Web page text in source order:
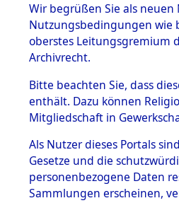
BESTÄNDE
1.
mente
5. Verschiedenes
5.3
Todesmärsche
Wir begrüßen Sie als neuen
Nutzungsbedingungen wie
oberstes Leitungsgremium
Archivrecht.
Bitte beachten Sie, dass
enthält. Dazu können
Mitgliedschaft in
Als Nutzer dieses Portals
Gesetze und die
personenbezogene Daten
Sammlungen erscheinen,